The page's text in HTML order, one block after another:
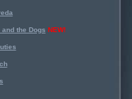
the Dogs NEW!